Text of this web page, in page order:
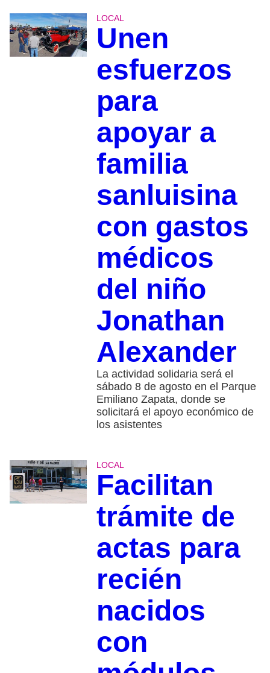
LOCAL
Unen
esfuerzos
para
apoyar a
familia
sanluisina
con gastos
médicos
del niño
Jonathan
Alexander
La actividad solidaria será el
sábado 8 de agosto en el Parque
Emiliano Zapata, donde se
solicitará el apoyo económico de
los asistentes
LOCAL
Facilitan
trámite de
actas para
recién
nacidos
con